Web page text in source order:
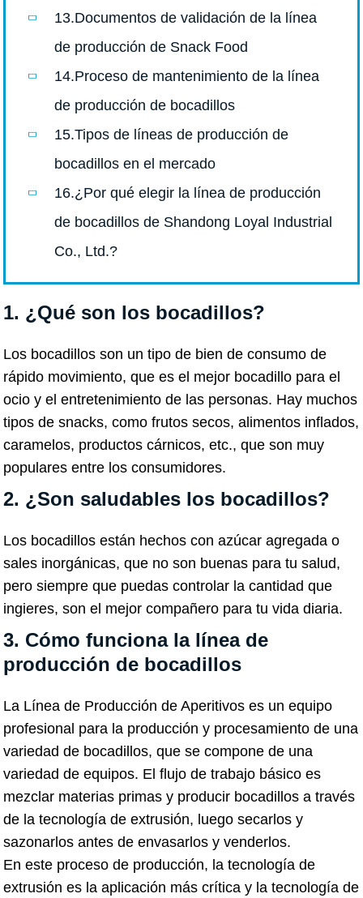
13.Documentos de validación de la línea
de producción de Snack Food
14.Proceso de mantenimiento de la línea
de producción de bocadillos
15.Tipos de líneas de producción de
bocadillos en el mercado
16.¿Por qué elegir la línea de producción
de bocadillos de Shandong Loyal Industrial
Co., Ltd.?
1. ¿Qué son los bocadillos?
Los bocadillos son un tipo de bien de consumo de
rápido movimiento, que es el mejor bocadillo para el
ocio y el entretenimiento de las personas. Hay muchos
tipos de snacks, como frutos secos, alimentos inflados,
caramelos, productos cárnicos, etc., que son muy
populares entre los consumidores.
2. ¿Son saludables los bocadillos?
Los bocadillos están hechos con azúcar agregada o
sales inorgánicas, que no son buenas para tu salud,
pero siempre que puedas controlar la cantidad que
ingieres, son el mejor compañero para tu vida diaria.
3. Cómo funciona la línea de
producción de bocadillos
La Línea de Producción de Aperitivos es un equipo
profesional para la producción y procesamiento de una
variedad de bocadillos, que se compone de una
variedad de equipos. El flujo de trabajo básico es
mezclar materias primas y producir bocadillos a través
de la tecnología de extrusión, luego secarlos y
sazonarlos antes de envasarlos y venderlos.
En este proceso de producción, la tecnología de
extrusión es la aplicación más crítica y la tecnología de